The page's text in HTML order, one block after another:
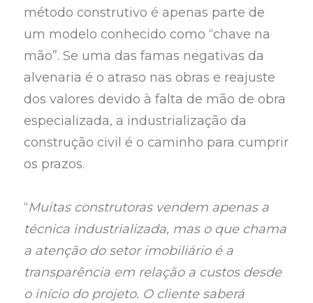
método construtivo é apenas parte de
um modelo conhecido como “chave na
mão”. Se uma das famas negativas da
alvenaria é o atraso nas obras e reajuste
dos valores devido à falta de mão de obra
especializada, a industrialização da
construção civil é o caminho para cumprir
os prazos.
“Muitas construtoras vendem apenas a
técnica industrializada, mas o que chama
a atenção do setor imobiliário é a
transparência em relação a custos desde
o início do projeto. O cliente saberá